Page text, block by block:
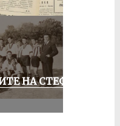
НА СТЕФАН